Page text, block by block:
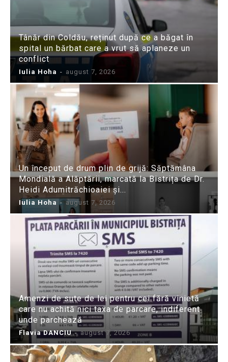
Tânăr din Coldău, reținut după ce a băgat în
spital un bărbat care a vrut să aplaneze un
conflict
Iulia Hoha - august 7, 2026
Un început de drum plin de grijă: Săptămâna
Mondială a Alăptării, marcată la Bistrița de Dr.
Heidi Adumitrăchioaiei și...
Iulia Hoha - august 7, 2026
Amenzi de sute de lei pentru cei fără vinietă
care nu achită nici taxa de parcare, indiferent
unde parchează
Flavia DANCIU - august 7, 2026